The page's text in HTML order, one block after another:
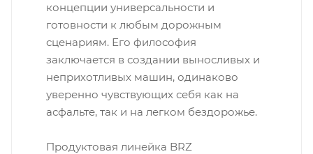
концепции универсальности и
готовности к любым дорожным
сценариям. Его философия
заключается в создании выносливых и
неприхотливых машин, одинаково
уверенно чувствующих себя как на
асфальте, так и на легком бездорожье.
Продуктовая линейка BRZ